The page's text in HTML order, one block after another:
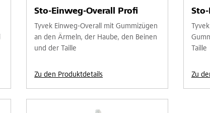
Sto-Einweg-Overall Profi
Tyvek Einweg-Overall mit Gummizügen
an den Ärmeln, der Haube, den Beinen
und der Taille
Zu den Produktdetails
Taille
Zu